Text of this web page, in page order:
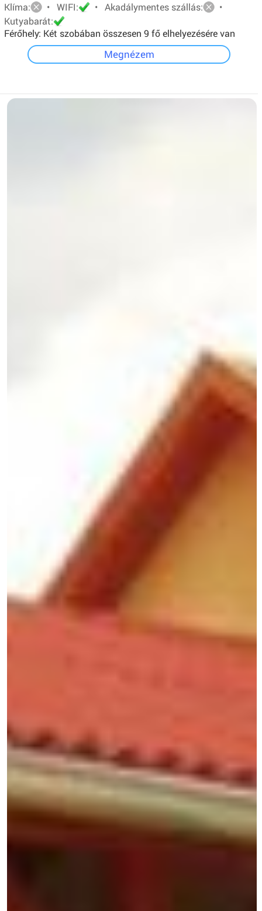
Klíma:
• WIFI: • Akadálymentes szállás:
•
Kutyabarát:
Férőhely: Két szobában összesen 9 fő elhelyezésére van
lehetőség.A földszinti apartman 4 férőhelyes, egyszerű
felszereltségű. Emeleti apartman 5 férőhelyes, teljesen
Megnézem